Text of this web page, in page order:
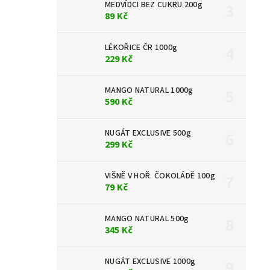
MEDVÍDCI BEZ CUKRU 200g
89 Kč
LÉKOŘICE ČR 1000g
229 Kč
MANGO NATURAL 1000g
590 Kč
NUGÁT EXCLUSIVE 500g
299 Kč
VIŠNĚ V HOŘ. ČOKOLÁDĚ 100g
79 Kč
MANGO NATURAL 500g
345 Kč
NUGÁT EXCLUSIVE 1000g